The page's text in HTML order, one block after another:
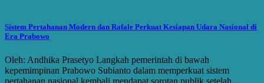
Sistem Pertahanan Modern dan Rafale Perkuat Kesiapan Udara Nasional di
Era Prabowo
Oleh: Andhika Prasetyo Langkah pemerintah di bawah
kepemimpinan Prabowo Subianto dalam memperkuat sistem
pertahanan nasional kembali mendapat sorotan publik setelah…